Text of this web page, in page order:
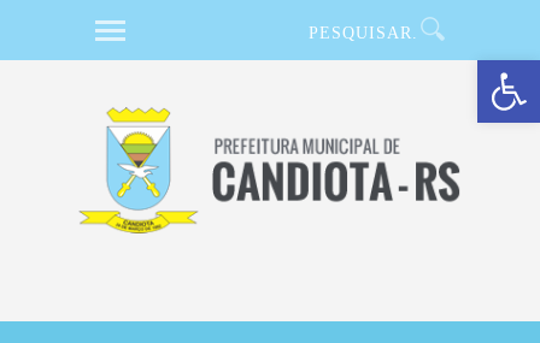
Barra de Ferramentas Aberta